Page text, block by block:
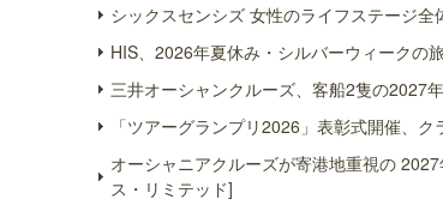
シックスセンシズ 女性のライフステージ
HIS、2026年夏休み・シルバーウィーク
三井オーシャンクルーズ、客船2隻の
「ツアーグランプリ2026」表彰式開催、
オーシャニアクルーズが寄港地重視の
ス・リミテッド]